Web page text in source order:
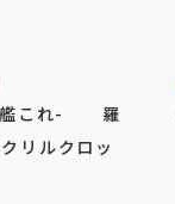
-艦これ- 羅
リルクロッ